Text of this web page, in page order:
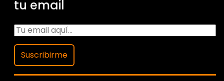
tu email
Suscribirme